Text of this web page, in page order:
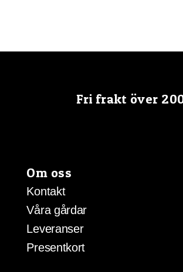
varianter.
alternativen
Fri frakt över
Om oss
Kontakt
Våra gårdar
Leveranser
Presentkort